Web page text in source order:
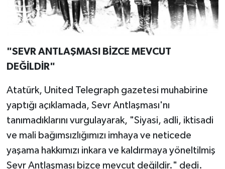
"SEVR ANTLAŞMASI BİZCE MEVCUT
DEĞİLDİR"
Atatürk, United Telegraph gazetesi muhabirine
yaptığı açıklamada, Sevr Antlaşması'nı
tanımadıklarını vurgulayarak, "Siyasi, adli, iktisadi
ve mali bağımsızlığımızı imhaya ve neticede
yaşama hakkımızı inkara ve kaldırmaya yöneltilmiş
Sevr Antlaşması bizce mevcut değildir." dedi.